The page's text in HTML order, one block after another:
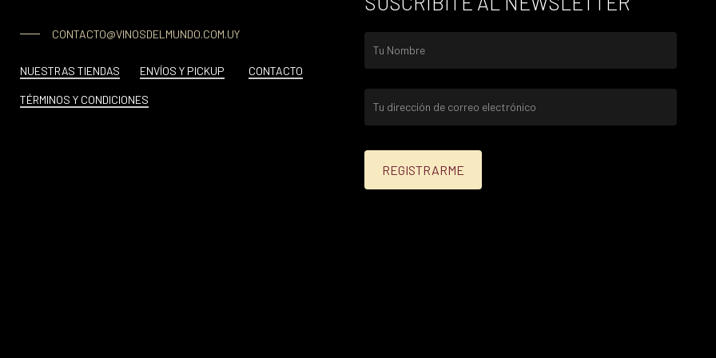
CONTACTO@VINOSDELMUNDO.COM.UY
NUESTRAS TIENDAS ENVÍOS Y PICKUP CONTACTO
TÉRMINOS Y CONDICIONES